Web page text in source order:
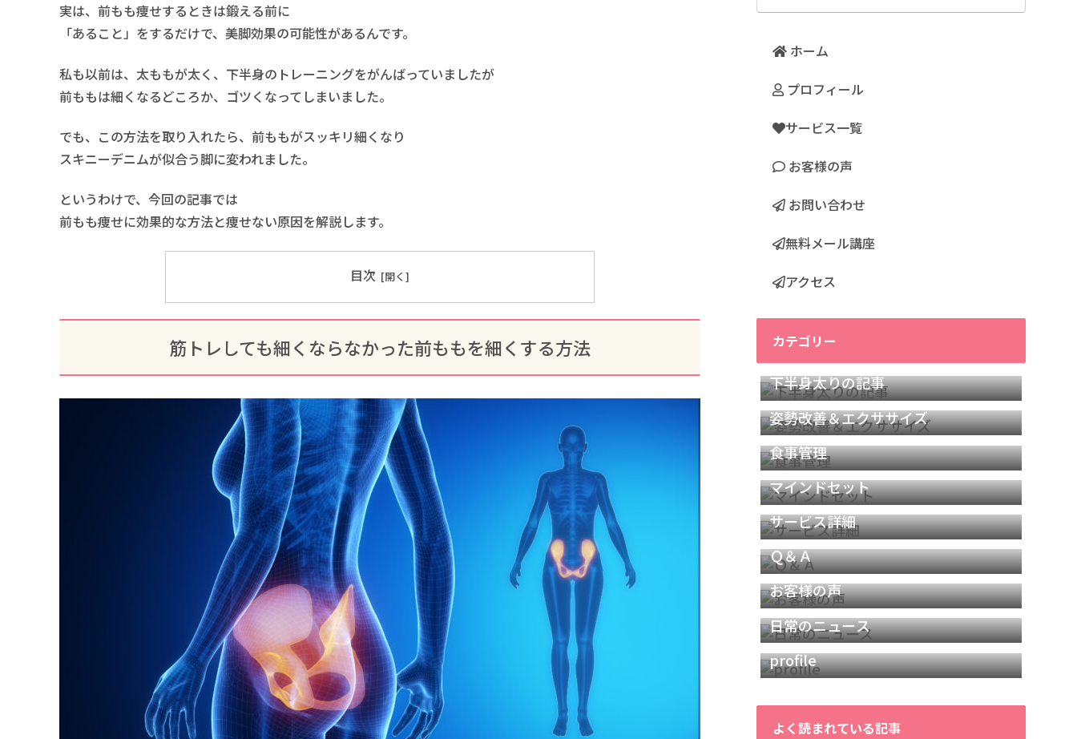
実は、前もも痩せするときは鍛える前に
「あること」をするだけで、美脚効果の可能性があるんです。
私も以前は、太ももが太く、下半身のトレーニングをがんばっていましたが
前ももは細くなるどころか、ゴツくなってしまいました。
でも、この方法を取り入れたら、前ももがスッキリ細くなり
スキニーデニムが似合う脚に変われました。
というわけで、今回の記事では
前もも痩せに効果的な方法と痩せない原因を解説します。
目次
筋トレしても細くならなかった前ももを細くする方法
ホーム
プロフィール
サービス一覧
お客様の声
お問い合わせ
無料メール講座
アクセス
カテゴリー
下半身太りの記事
姿勢改善＆エクササイズ
食事管理
マインドセット
サービス詳細
Ｑ＆Ａ
お客様の声
日常のニュース
profile
よく読まれている記事